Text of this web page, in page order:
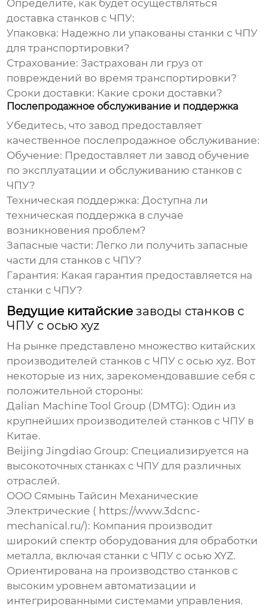
Определите, как будет осуществляться
доставка станков с ЧПУ:
Упаковка: Надежно ли упакованы станки с ЧПУ
для транспортировки?
Страхование: Застрахован ли груз от
повреждений во время транспортировки?
Сроки доставки: Какие сроки доставки?
Послепродажное обслуживание и поддержка
Убедитесь, чтозавод предоставляет
качественное послепродажное обслуживание:
Обучение: Предоставляет лизавод обучение
по эксплуатации и обслуживанию станков с
ЧПУ?
Техническая поддержка: Доступна ли
техническая поддержка в случае
возникновения проблем?
Запасные части: Легко ли получить запасные
части для станков с ЧПУ?
Гарантия: Какая гарантия предоставляется на
станки с ЧПУ?
Ведущие китайскиезаводы станков с
ЧПУ с осью xyz
На рынке представлено множество китайских
производителей станков с ЧПУ с осью xyz. Вот
некоторые из них, зарекомендовавшие себя с
положительной стороны:
Дalian Machine Tool Group (DMTG): Один из
крупнейших производителей станков с ЧПУ в
Китае.
Beijing Jingdiao Group: Специализируется на
высокоточных станках с ЧПУ для различных
отраслей.
ООО Сямынь Тайсин Механические
Электрические ( https://www.3dcnc-
mechanical.ru/): Компания производит
широкий спектр оборудования для обработки
металла, включая станки с ЧПУ с осью XYZ.
Ориентирована на производство станков с
высоким уровнем автоматизации и
интегрированными системами управления.